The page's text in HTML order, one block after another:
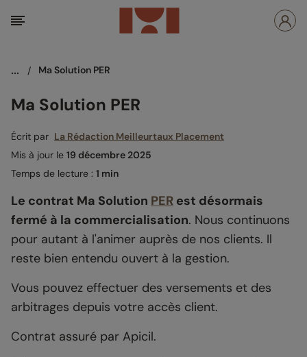
... / Ma Solution PER
Ma Solution PER
Écrit par La Rédaction Meilleurtaux Placement
Mis à jour le 19 décembre 2025
Temps de lecture : 1 min
Le contrat Ma Solution PER est désormais
fermé à la commercialisation. Nous continuons
pour autant à l'animer auprès de nos clients. Il
reste bien entendu ouvert à la gestion.
Vous pouvez effectuer des versements et des
arbitrages depuis votre accès client.
Contrat assuré par Apicil.